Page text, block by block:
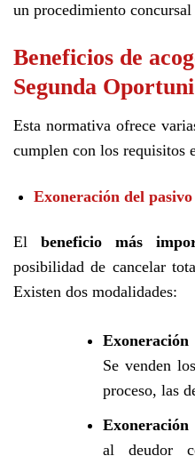
un procedimiento
Beneficios de
Segunda
Esta normativa ofrece
cumplen con los requisitos
Exoneración del
Elbeneficio más
posibilidad de cancelar
Existen dos modalidades:
Se venden
proceso, las
al deudor